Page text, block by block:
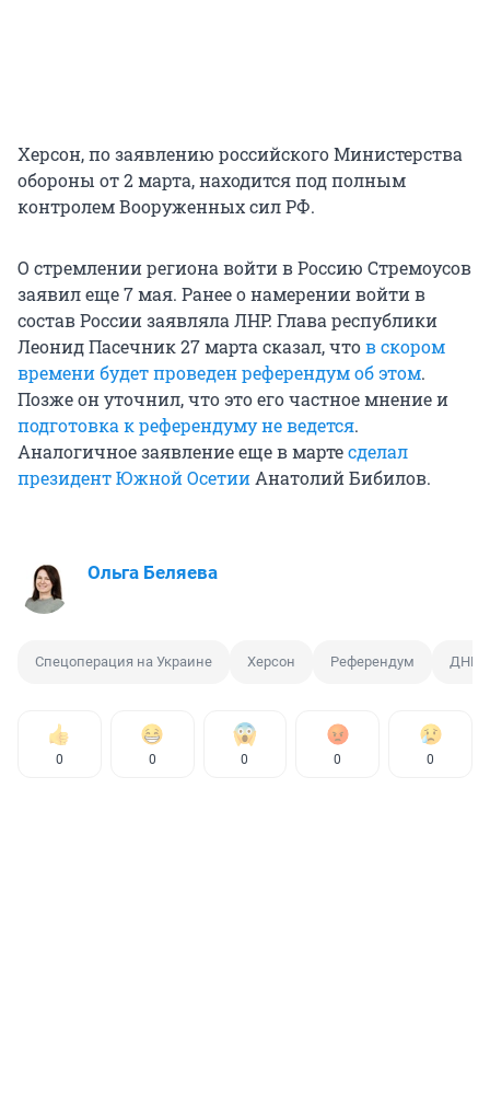
Херсон, по заявлению российского Министерства
обороны от 2 марта, находится под полным
контролем Вооруженных сил РФ.
О стремлении региона войти в Россию Стремоусов
заявил еще 7 мая. Ранее о намерении войти в
состав России заявляла ЛНР. Глава республики
Леонид Пасечник 27 марта сказал, чтов скором
времени будет проведен референдум об этом.
Позже он уточнил, что это его частное мнение и
подготовка к референдуму не ведется.
Аналогичное заявление еще в мартесделал
президент Южной Осетии Анатолий Бибилов.
Ольга Беляева
Спецоперация на Украине Херсон Референдум ДНР
0 0 0 0 0